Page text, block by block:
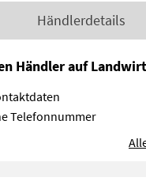
Händlerdetails
Händler auf
Telefonnummer